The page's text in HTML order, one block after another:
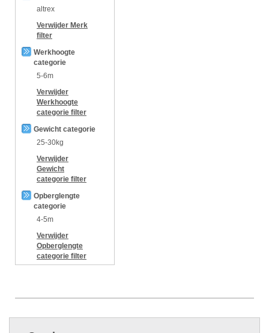
altrex
Verwijder Merk
filter
Werkhoogte
categorie
5-6m
Verwijder
Werkhoogte
categorie filter
Gewicht categorie
25-30kg
Verwijder
Gewicht
categorie filter
Opberglengte
categorie
4-5m
Verwijder
Opberglengte
categorie filter